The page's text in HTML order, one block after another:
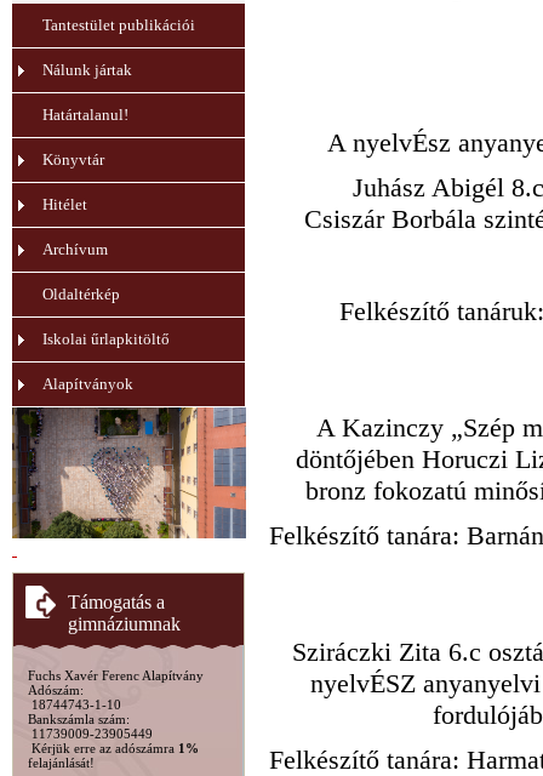
Tantestület publikációi
Nálunk jártak
Határtalanul!
Könyvtár
Hitélet
Archívum
Oldaltérkép
Iskolai űrlapkitöltő
Alapítványok
Támogatás a
gimnáziumnak
Fuchs Xavér Ferenc Alapítvány
Adószám:
18744743-1-10
Bankszámla szám:
11739009-23905449
Kérjük erre az adószámra 1%
felajánlását!
A nyelvÉsz
Juhász Abigél
Csiszár Borbála
Felkészítő
A Kazinczy „Szép
döntőjében Horuczi
bronz fokozatú
Felkészítő tanára:
Sziráczki Zita 6.c
nyelvÉSZ
Felkészítő tanára: